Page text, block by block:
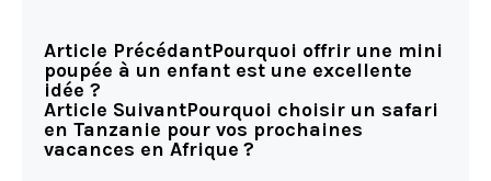
Article PrécédantPourquoi offrir une mini
poupée à un enfant est une excellente
idée ?
Article SuivantPourquoi choisir un safari
en Tanzanie pour vos prochaines
vacances en Afrique ?